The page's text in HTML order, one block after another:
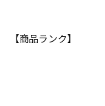
【商品ランク】